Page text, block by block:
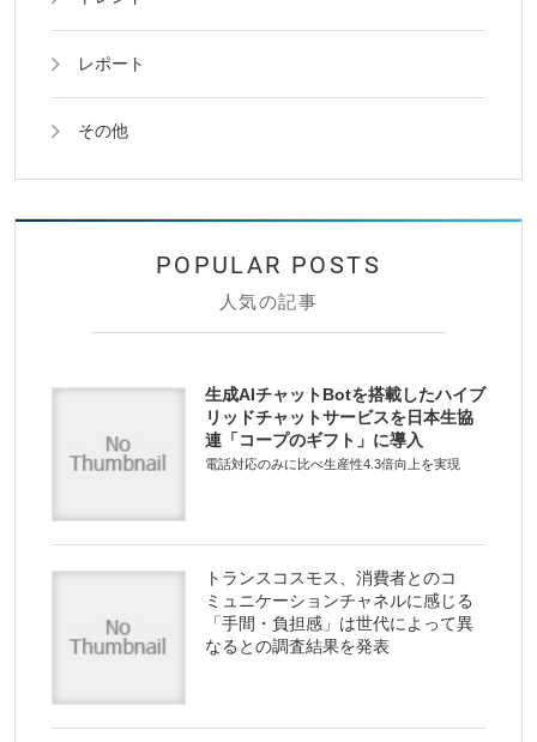
レポート
その他
人気の記事
生成AIチャットBotを搭載したハイブ
リッドチャットサービスを日本生協
連「コープのギフト」に導入
電話対応のみに比べ生産性4.3倍向上を実現
トランスコスモス、消費者とのコ
ミュニケーションチャネルに感じる
「手間・負担感」は世代によって異
なるとの調査結果を発表